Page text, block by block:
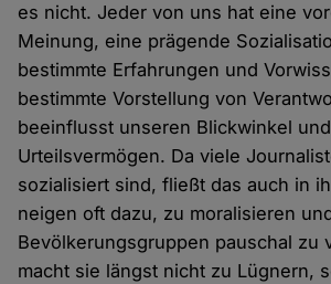
es nicht. Jeder von uns hat eine
Meinung, eine prägende
bestimmte Erfahrungen und
bestimmte Vorstellung von
beeinflusst unseren Blickwinkel
Urteilsvermögen. Da viele
sozialisiert sind, fließt das auch in
neigen oft dazu, zu moralisieren
Bevölkerungsgruppen pauschal zu
macht sie längst nicht zu Lügnern,